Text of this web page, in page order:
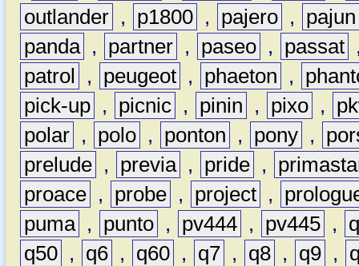
outlander , p1800 , pajero ,
pajun
panda , partner , paseo , passat
patrol
, peugeot , phaeton ,
pick-up , picnic , pinin , pixo ,
polar , polo , ponton , pony ,
prelude , previa , pride ,
proace , probe , project ,
puma , punto , pv444 , pv445 ,
q50 , q6 , q60 , q7 , q8 , q9 ,